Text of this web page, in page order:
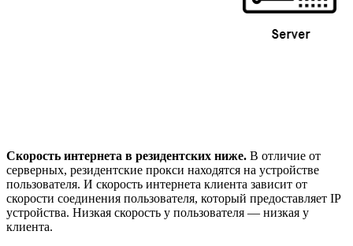
Скорость интернета в резидентских ниже. В отличие от
серверных, резидентские прокси находятся на устройстве
пользователя. И скорость интернета клиента зависит от
скорости соединения пользователя, который предоставляет IP
устройства. Низкая скорость у пользователя — низкая у
клиента.